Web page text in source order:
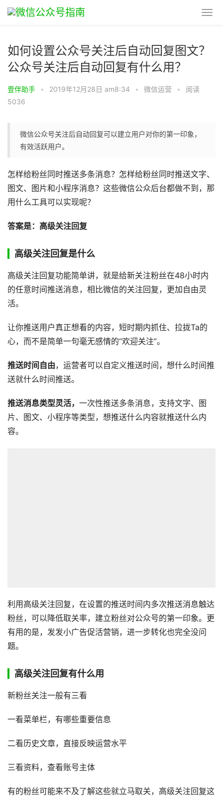
如何设置公众号关注后自动回复图文？
公众号关注后自动回复有什么用？
壹伴助手 • 2019年12月28日 am8:34 • 微信运营 •
阅读
5036
微信公众号关注后自动回复可以建立用户对你的第一印象，
有效活跃用户。
怎样给粉丝同时推送多条消息？怎样给粉丝同时推送文字、
图文、图片和小程序消息？这些微信公众后台都做不到，那
用什么工具可以实现呢？
答案是：高级关注回复
高级关注回复是什么
高级关注回复功能简单讲，就是给新关注粉丝在48小时内
的任意时间推送消息，相比微信的关注回复，更加自由灵
活。
让你推送用户真正想看的内容，短时期内抓住、拉拢Ta的
心，而不是简单一句毫无感情的“欢迎关注”。
推送时间自由，运营者可以自定义推送时间，想什么时间推
送就什么时间推送。
推送消息类型灵活， 一次性推送多条消息，支持文字、图
片、图文、小程序等类型，想推送什么内容就推送什么内
容。
利用高级关注回复，在设置的推送时间内多次推送消息触达
粉丝，可以降低取关率，建立粉丝对公众号的第一印象。更
有用的是，发发小广告促活营销，进一步转化也完全没问
题。
高级关注回复有什么用
新粉丝关注一般有三看
一看菜单栏，有哪些重要信息
二看历史文章，直接反映运营水平
三看资料，查看账号主体
有的粉丝可能来不及了解这些就立马取关，高级关注回复这